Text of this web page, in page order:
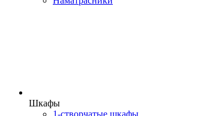
Шкафы
1-створчатые шкафы